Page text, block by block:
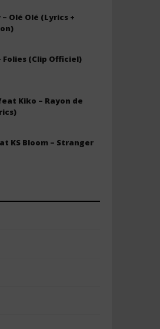
– Olé Olé (Lyrics +
Folies (Clip Officiel)
Kiko – Rayon de
KS Bloom – Stranger